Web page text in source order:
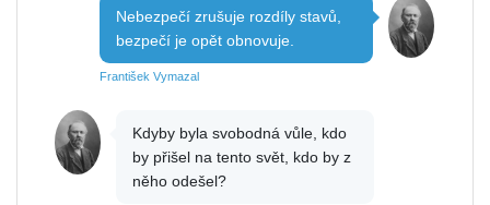
Nebezpečí zrušuje rozdíly stavů,
bezpečí je opět obnovuje.
František Vymazal
Kdyby byla svobodná vůle, kdo
by přišel na tento svět, kdo by z
něho odešel?